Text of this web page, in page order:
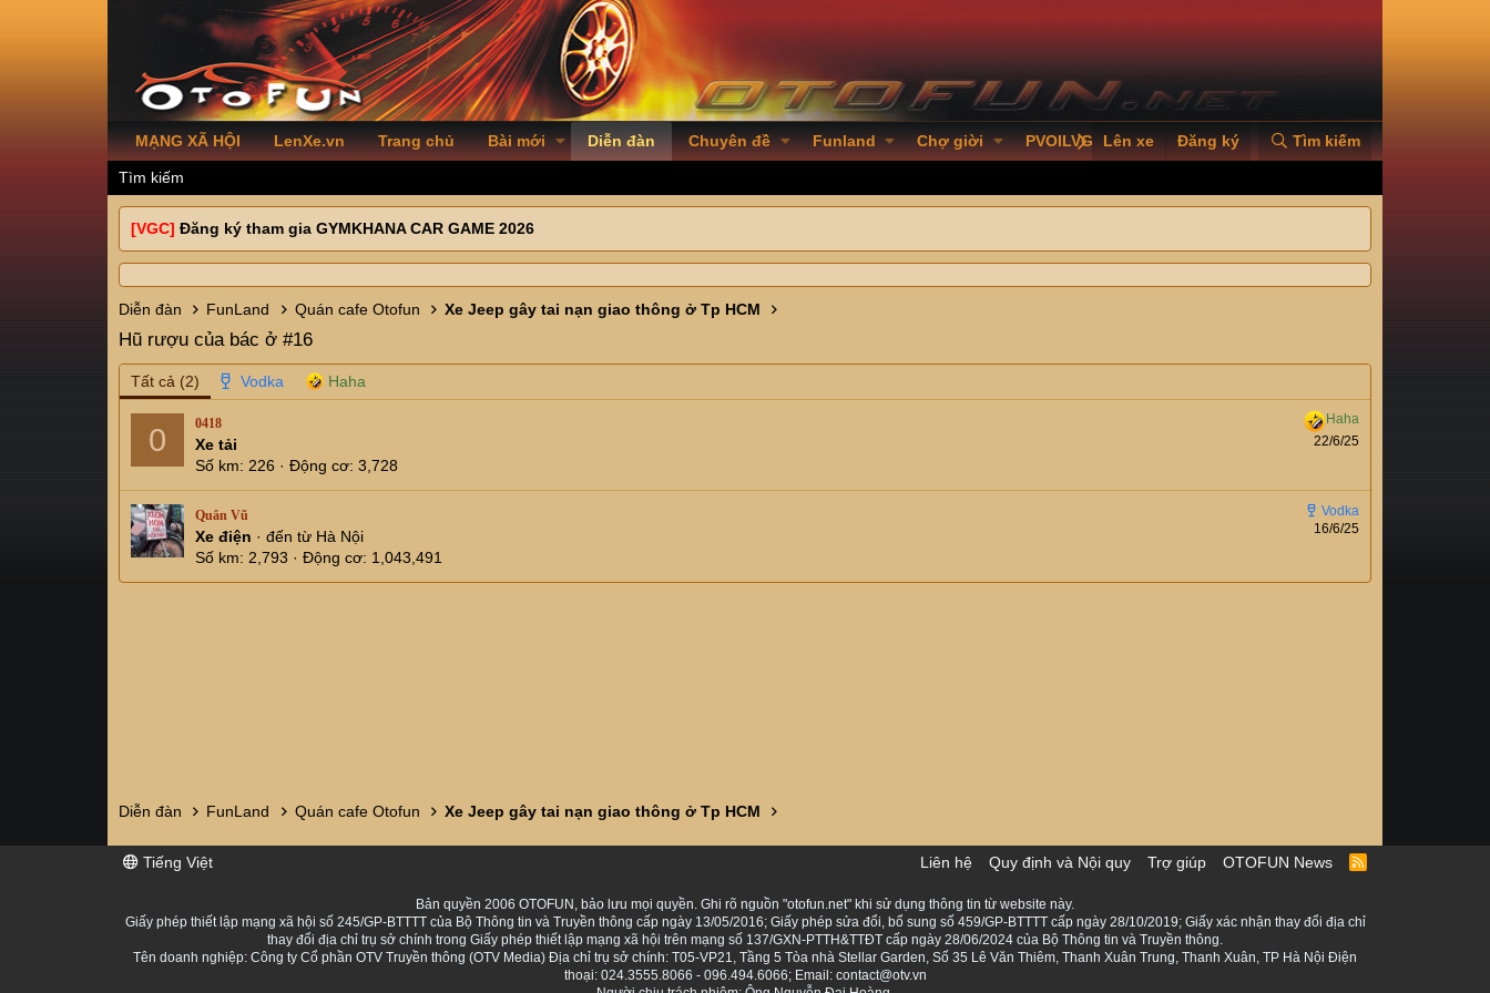
MẠNG XÃ HỘI LenXe.vn Trang chủ Bài mới Diễn đàn Chuyên đề Funland Chợ giời PVOILVGC2026
Lên xe Đăng ký Tìm kiếm
Tìm kiếm
[VGC] Đăng ký tham gia GYMKHANA CAR GAME 2026
Diễn đàn FunLand Quán cafe Otofun Xe Jeep gây tai nạn giao thông ở Tp HCM
Hũ rượu của bác ở #16
Tất cả (2)
0 22/6/25
0418
Xe tải
Số km 226 Động cơ 3,728
16/6/25
Quân Vũ
Xe điện · đến từ Hà Nội
Số km
2,793 Động cơ 1,043,491
Diễn đàn FunLand Quán cafe Otofun Xe Jeep gây tai nạn giao thông ở Tp HCM
Tiếng Việt Liên hệ Quy định và Nội quy Trợ giúp OTOFUN News
R
Bản quyền 2006 OTOFUN, bảo lưu mọi quyền. Ghi rõ nguồn "otofun.net" khi sử dụng thông tin từ website này.
Giấy phép thiết lập mạng xã hội số 245/GP-BTTTT của Bộ Thông tin và Truyền thông cấp ngày 13/05/2016; Giấy phép sửa đổi, bổ sung số 459/GP-BTTTT cấp ngày 28/10/2019; Giấy xác nhận thay đổi địa chỉ
thay đổi địa chỉ trụ sở chính trong Giấy phép thiết lập mạng xã hội trên mạng số 137/GXN-PTTH&TTĐT cấp ngày 28/06/2024 của Bộ Thông tin và Truyền thông.
Tên doanh nghiệp: Công ty Cổ phần OTV Truyền thông (OTV Media) Địa chỉ trụ sở chính: T05-VP21, Tầng 5 Tòa nhà Stellar Garden, Số 35 Lê Văn Thiêm, Thanh Xuân Trung, Thanh Xuân, TP Hà Nội Điện
thoại: 024.3555.8066 - 096.494.6066; Email: contact@otv.vn